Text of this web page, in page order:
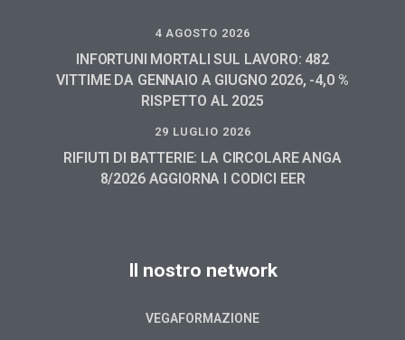
4 AGOSTO 2026
INFORTUNI MORTALI SUL LAVORO: 482
VITTIME DA GENNAIO A GIUGNO 2026, -4,0 %
RISPETTO AL 2025
29 LUGLIO 2026
RIFIUTI DI BATTERIE: LA CIRCOLARE ANGA
8/2026 AGGIORNA I CODICI EER
Il nostro network
VEGAFORMAZIONE